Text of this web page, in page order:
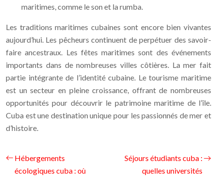
maritimes, comme le son et la rumba.
Les traditions maritimes cubaines sont encore bien vivantes
aujourd’hui. Les pêcheurs continuent de perpétuer des savoir-
faire ancestraux. Les fêtes maritimes sont des événements
importants dans de nombreuses villes côtières. La mer fait
partie intégrante de l’identité cubaine. Le tourisme maritime
est un secteur en pleine croissance, offrant de nombreuses
opportunités pour découvrir le patrimoine maritime de l’île.
Cuba est une destination unique pour les passionnés de mer et
d’histoire.
Hébergements
écologiques cuba : où
Séjours étudiants cuba :
quelles universités